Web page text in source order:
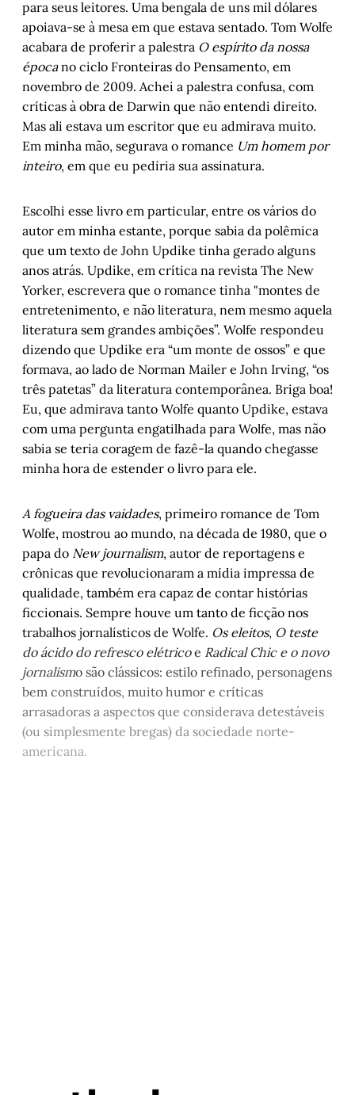
Centenária: Maria, vó minha - Capítulo 11
Mãe, a mais inesquecível dentre os tipos
Caio, a carroça e a facilidade em destruir
Porto Alegre, 1902-06: Máscaras e carrancas nos
prédios da capital
Projeto Gema – Dez anos: Ato II
A medida das coisas humanas: Capítulo V
para seus leitores. Uma bengala de uns mil dólares
apoiava-se à mesa em que estava sentado. Tom Wolfe
acabara de proferir a palestra O espírito da nossa
épocano ciclo Fronteiras do Pensamento, em
novembro de 2009. Achei a palestra confusa, com
críticas à obra de Darwin que não entendi direito.
Mas ali estava um escritor que eu admirava muito.
Em minha mão, segurava o romance Um homem por
inteiro, em que eu pediria sua assinatura.
Escolhi esse livro em particular, entre os vários do
autor em minha estante, porque sabia da polêmica
que um texto de John Updike tinha gerado alguns
anos atrás. Updike, em crítica na revista The New
Yorker, escrevera que o romance tinha "montes de
entretenimento, e não literatura, nem mesmo aquela
literatura sem grandes ambições”. Wolfe respondeu
dizendo que Updike era “um monte de ossos” e que
formava, ao lado de Norman Mailer e John Irving, “os
três patetas” da literatura contemporânea. Briga boa!
Eu, que admirava tanto Wolfe quanto Updike, estava
com uma pergunta engatilhada para Wolfe, mas não
sabia se teria coragem de fazê-la quando chegasse
minha hora de estender o livro para ele.
A fogueira das vaidades, primeiro romance de Tom
Wolfe, mostrou ao mundo, na década de 1980, que o
papa do New journalism, autor de reportagens e
crônicas que revolucionaram a mídia impressa de
qualidade, também era capaz de contar histórias
ficcionais. Sempre houve um tanto de ficção nos
trabalhos jornalísticos de Wolfe. Os eleitos, O teste
do ácido do refresco elétricoe Radical Chic e o novo
jornalismo são clássicos: estilo refinado, personagens
bem construídos, muito humor e críticas
arrasadoras a aspectos que considerava detestáveis
(ou simplesmente bregas) da sociedade norte-
americana.